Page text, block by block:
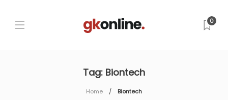
0
Tag: Biontech
Home Biontech